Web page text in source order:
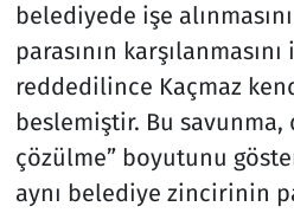
belediyede işe
parasının
reddedilince Kaçmaz
beslemiştir. Bu savunma,
çözülme” boyutunu
aynı belediye zincirinin